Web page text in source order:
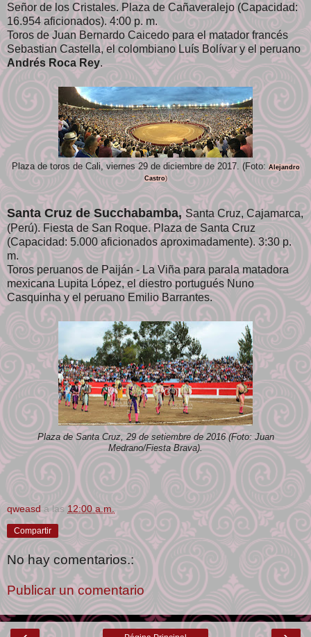
Señor de los Cristales. Plaza de Cañaveralejo (Capacidad:
16.954 aficionados). 4:00 p. m.
Toros de Juan Bernardo Caicedo para el matador francés
Sebastian Castella, el colombiano Luís Bolívar y el peruano
Andrés Roca Rey.
Plaza de toros de Cali, viernes 29 de diciembre de 2017. (Foto:Alejandro
Castro)
Santa Cruz de Succhabamba,Santa Cruz, Cajamarca,
(Perú). Fiesta de San Roque. Plaza de Santa Cruz
(Capacidad: 5.000 aficionados aproximadamente). 3:30 p.
m.
Toros peruanos de Paiján - La Viña para parala matadora
mexicana Lupita López, el diestro portugués Nuno
Casquinha y el peruano Emilio Barrantes.
Plaza de Santa Cruz, 29 de setiembre de 2016 (Foto: Juan
Medrano/Fiesta Brava).
qweasd a las12:00 a.m.
Compartir
No hay comentarios.:
Publicar un comentario